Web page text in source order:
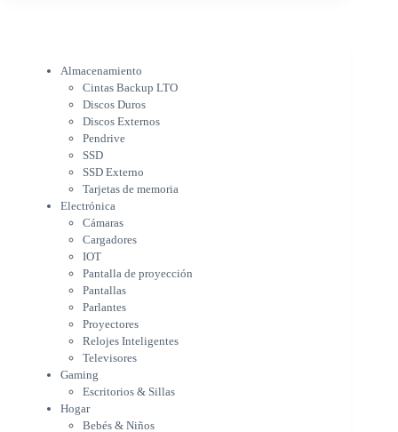
Cámaras
Cargadores
IOT
Pantalla de proyección
Pantallas
Proyectores
Relojes Inteligentes
Televisores
Gaming
Escritorios & Sillas
Hogar
Bebés & Niños
Conservadoras & Térmicos
Electrodomésticos
Cocina
Cuidado Personal
Limpieza & Organización
Equipos de oficina
Herramientas & Utilidad
Almacenamiento
Cintas Backup LTO
Discos Duros
Discos Externos
Pendrive
SSD
SSD Externo
Tarjetas de memoria
Electrónica
Cámaras
Cargadores
IOT
Pantalla de proyección
Pantallas
Parlantes
Proyectores
Relojes Inteligentes
Televisores
Gaming
Escritorios & Sillas
Hogar
Bebés & Niños